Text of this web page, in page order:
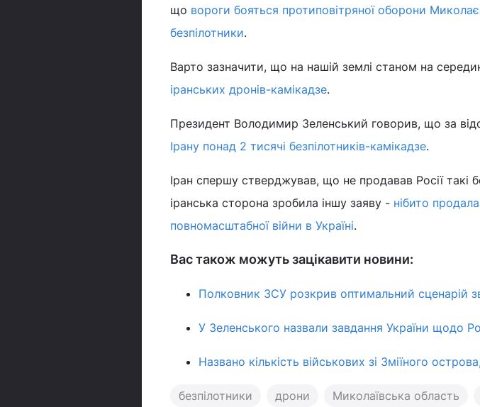
що вороги бояться протиповітряної оборони
безпілотники.
Варто зазначити, що на нашій землі станом на
іранських дронів-камікадзе.
Президент Володимир Зеленський говорив, що за
Ірану понад 2 тисячі безпілотників-камікадзе.
Іран спершу стверджував, що не продавав Росії такі
іранська сторона зробила іншу заяву - нібито
повномасштабної війни в Україні.
Вас також можуть зацікавити новини:
Полковник ЗСУ розкрив оптимальний сценарій
У Зеленського назвали завдання України щодо
Названо кількість військових зі Зміїного
безпілотники дрони Миколаївська область